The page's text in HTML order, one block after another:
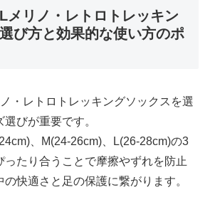
メリノ・レトロトレッキン
び方と効果的な使い方のポ
・レトロトレッキングソックスを選
びが重要です。
、M(24-26cm)、L(26-28cm)の3
ったり合うことで摩擦やずれを防止
快適さと足の保護に繋がります。